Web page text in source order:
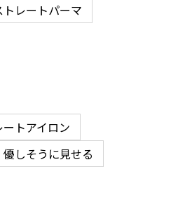
トレートパーマ
トアイロン
優しそうに見せる